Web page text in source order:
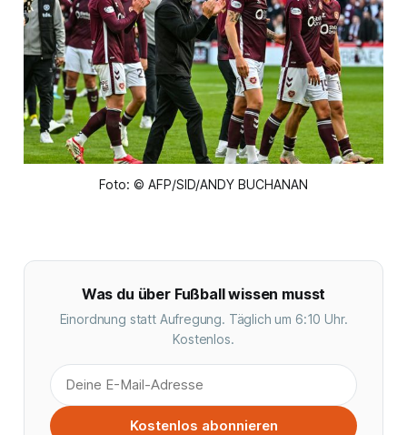
Foto: © AFP/SID/ANDY BUCHANAN
Was du über Fußball wissen musst
Einordnung statt Aufregung. Täglich um 6:10 Uhr.
Kostenlos.
Kostenlos abonnieren